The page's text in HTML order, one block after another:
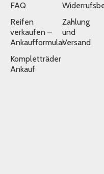
FAQ
Reifen
verkaufen –
Ankaufformular
Kompletträder
Ankauf
Zahlung
und
Versand